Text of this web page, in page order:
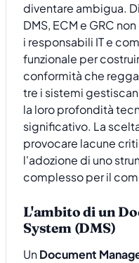
diventare ambigua.
DMS, ECM e GRC
i responsabili IT e
funzionale per
conformità che
tre i sistemi
la loro profondità
significativo. La
provocare lacune
l'adozione di uno
complesso per il
L'ambito di un
System (DMS)
UnDocument